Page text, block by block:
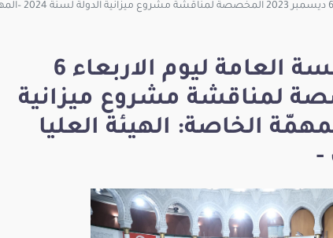
ملخص فعاليات الجلسة العامة ليوم الاربعاء 6
المخصصة لمناقشة مشروع ميزانية
لسنة 2024 –المهمّة الخاصة: الهيئة العليا
-